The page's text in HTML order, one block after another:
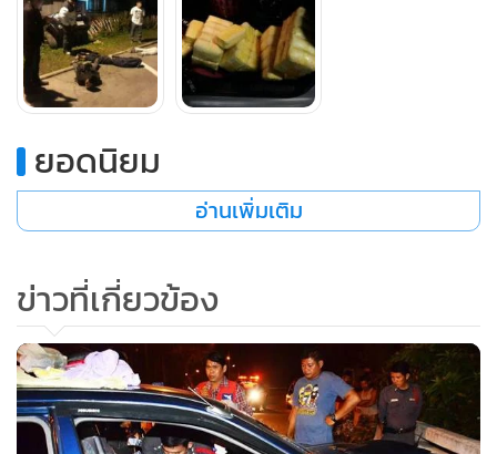
อ.แม่สรวย จ.เชียงราย ร.ท.บุญเลิศ ค้ำจุน หน.ปฏิบัติการพื้นที่
พิเศษดอยวาวี จึงนำกำลังไปตั้งจุดสกัดบนเส้นทางดังกล่าว
กระทั่งพบจักรยานยนต์ยี่ห้อฮอนด้าเวฟ สีแดงดำ หมายเลข
ทะเบียน 1 กฐ 5238 เชียงราย ผ่านมาตรงกับที่ได้รับแจ้งจึงให้
สัญญาณหยุดตรวจ พบคนขับชื่อ นายพีรพงษ์ เซอก๋อง อายุ 18
ปี บ้านเลขที่ 31/1 ม.12 ต.ท่าข้าวเปลือก อ.แม่จัน จ.เชียงราย
องนอก อ.แม่ฟ้าหลวง จ.เชียงราย เป็นผู้ซ้อนท้าย
ผลการตรวจค้นพบยาบ้าบรรจุอยู่ในถุงพลาสติกพันด้วยเทปพัน
สายไฟสีดำ จำนวน 5 ถุง รวมยาบ้า 1,000 เม็ด ซุกซ่อนอยู่ใน
กระเป๋าเสื้อแขนยาวด้านขวาของ นายเอกชัย สอบสวนเบื้องต้น
ให้การว่า เป็นของ นายเอกพงษ์ อรรถพลภูษิต ชาว อ.พญาเม็ง
ยอดนิยม
อ่านเพิ่มเติม
ข่าวที่เกี่ยวข้อง